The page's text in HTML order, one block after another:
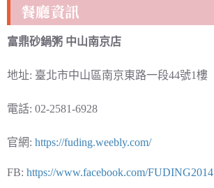
餐廳資訊
富鼎砂鍋粥 中山南京店
地址: 臺北市中山區南京東路一段44號1樓
電話: 02-2581-6928
官網: https://fuding.weebly.com/
FB: https://www.facebook.com/FUDING2014